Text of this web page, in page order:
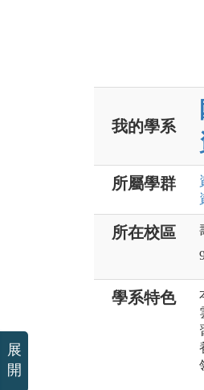
我的學系
所屬學群
所在校區
學系特色
展
開